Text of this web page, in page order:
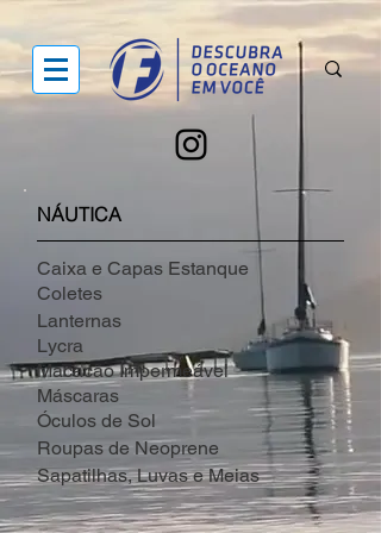
NÁUTICA
Caixa e Capas Estanque
Coletes
Lanternas
Lycra
Macacão Impermeável
Máscaras
Óculos de Sol
Roupas de Neoprene
Sapatilhas, Luvas e Meias